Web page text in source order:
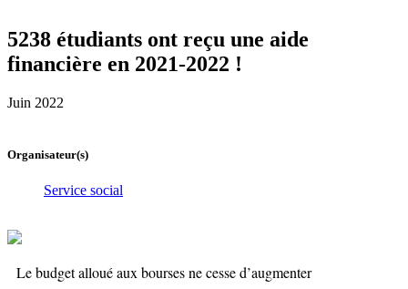
5238 étudiants ont reçu une aide
financière en 2021-2022 !
Juin 2022
Organisateur(s)
Service social
Le budget alloué aux bourses ne cesse d’augmenter